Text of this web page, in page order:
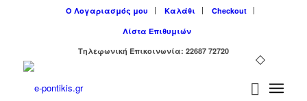
Ο Λογαριασμός μου Καλάθι
Checkout
Λίστα Επιθυμιών
Tηλεφωνική Επικοινωνία: 22687 72720